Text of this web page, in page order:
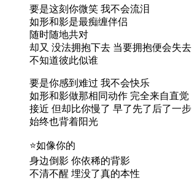
要是这刻你微笑 我不会流泪
如形和影是最痴缠伴侣
随时随地共对
却又 没法拥抱下去 当要拥抱便会失去
不知道彼此似谁
要是你感到难过 我不会快乐
如形和影做那相同动作 完全来自直觉
接近 但却比你慢了 早了先了后了一步
始终也背着阳光
⭐️如像你的
身边倒影 你依稀的背影
不清不醒 埋没了真的本性